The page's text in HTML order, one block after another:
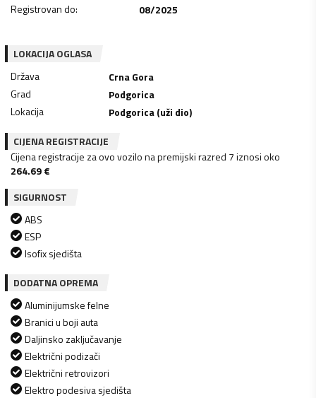
Registrovan do: 08/2025
LOKACIJA OGLASA
Država
Crna Gora
Grad
Podgorica
Lokacija
Podgorica (uži dio)
CIJENA REGISTRACIJE
Cijena registracije za ovo vozilo na premijski razred 7 iznosi oko
264.69€
SIGURNOST
ABS
ESP
Isofix sjedišta
DODATNA OPREMA
Aluminijumske felne
Branici u boji auta
Daljinsko zaključavanje
Električni podizači
Električni retrovizori
Elektro podesiva sjedišta